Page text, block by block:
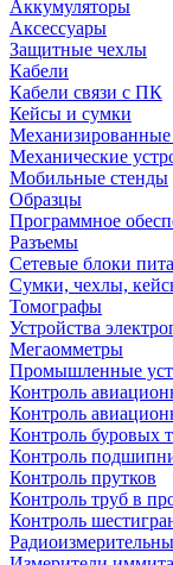
Аккумуляторы
Аксессуары
Защитные чехлы
Кабели
Кабели связи с ПК
Кейсы и сумки
Механические
Мобильные стенды
Образцы
Программное
Разъемы
Сетевые блоки
Сумки, чехлы,
Томографы
Устройства
Мегаомметры
Промышленные
Контроль
Контроль
Контроль буровых
Контроль
Контроль прутков
Контроль труб в
Контроль